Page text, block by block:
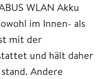
WLAN Akku
im Innen- als
mit der
und hält daher
Andere